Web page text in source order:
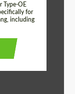
Type-OE
for
including